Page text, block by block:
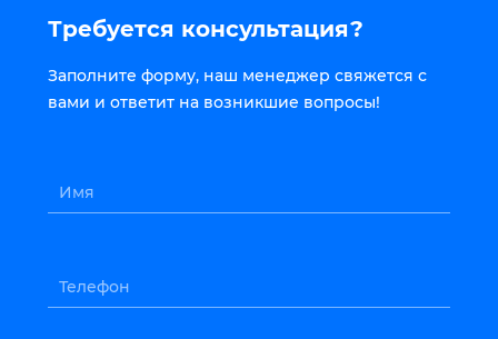
Требуется консультация?
Заполните форму, наш менеджер свяжется с
вами и ответит на возникшие вопросы!
Имя
Телефон